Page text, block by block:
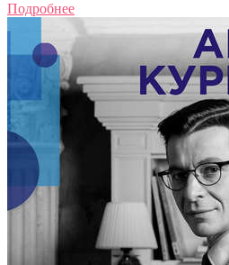
Подробнее